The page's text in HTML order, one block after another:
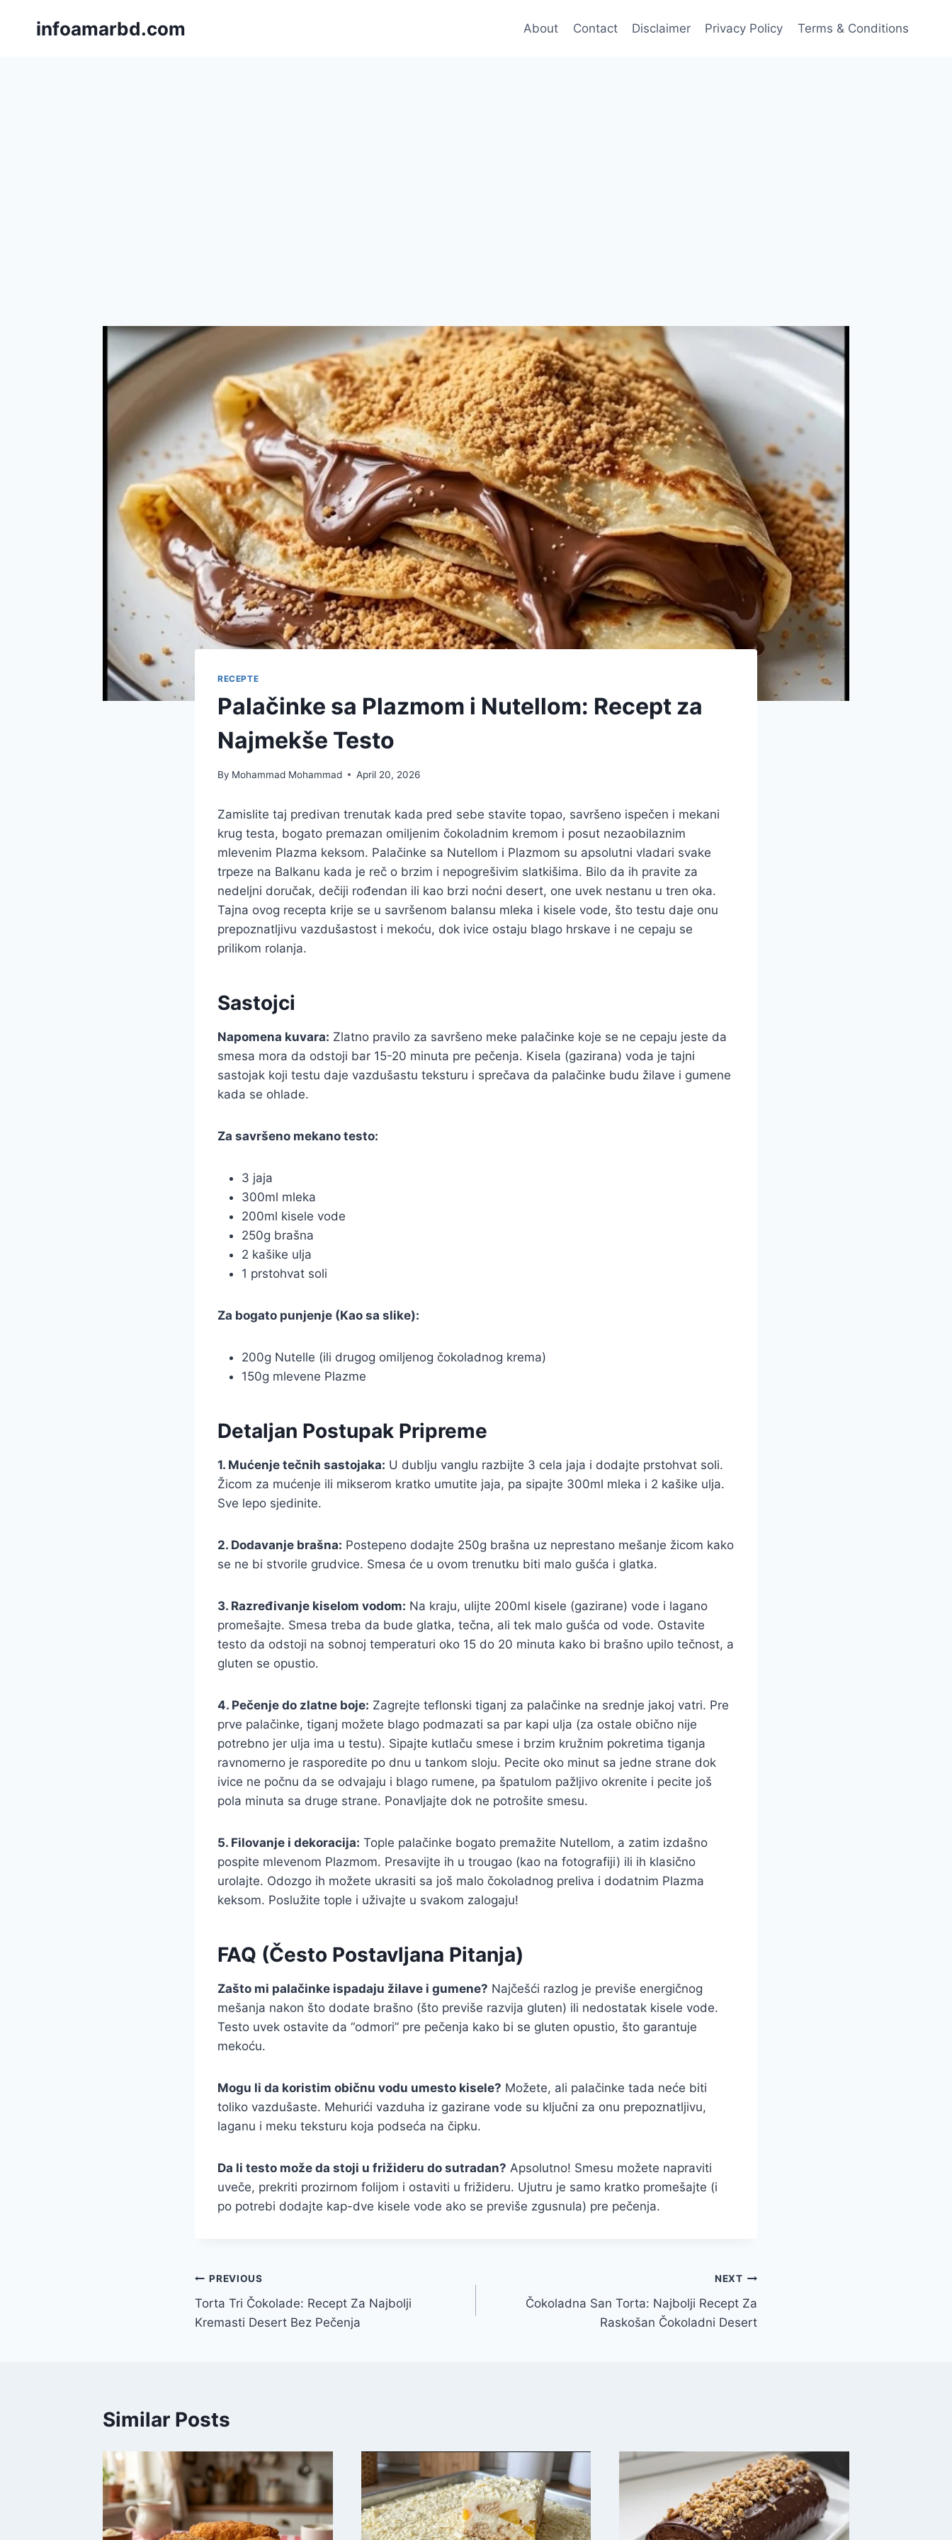
infoamarbd.com About Contact Disclaimer Privacy Policy Terms & Conditions
RECEPTE
Palačinke sa Plazmom i Nutellom: Recept za
Najmekše Testo
By Mohammad Mohammad April 20, 2026
Zamislite taj predivan trenutak kada pred sebe stavite topao, savršeno ispečen i mekani
krug testa, bogato premazan omiljenim čokoladnim kremom i posut nezaobilaznim
mlevenim Plazma keksom. Palačinke sa Nutellom i Plazmom su apsolutni vladari svake
trpeze na Balkanu kada je reč o brzim i nepogrešivim slatkišima. Bilo da ih pravite za
nedeljni doručak, dečiji rođendan ili kao brzi noćni desert, one uvek nestanu u tren oka.
Tajna ovog recepta krije se u savršenom balansu mleka i kisele vode, što testu daje onu
prepoznatljivu vazdušastost i mekoću, dok ivice ostaju blago hrskave i ne cepaju se
prilikom rolanja.
Sastojci
Napomena kuvara: Zlatno pravilo za savršeno meke palačinke koje se ne cepaju jeste da
smesa mora da odstoji bar 15-20 minuta pre pečenja. Kisela (gazirana) voda je tajni
sastojak koji testu daje vazdušastu teksturu i sprečava da palačinke budu žilave i gumene
kada se ohlade.
Za savršeno mekano testo:
3 jaja
300ml mleka
200ml kisele vode
250g brašna
2 kašike ulja
1 prstohvat soli
Za bogato punjenje (Kao sa slike):
200g Nutelle (ili drugog omiljenog čokoladnog krema)
150g mlevene Plazme
Detaljan Postupak Pripreme
1. Mućenje tečnih sastojaka: U dublju vanglu razbijte 3 cela jaja i dodajte prstohvat soli.
Žicom za mućenje ili mikserom kratko umutite jaja, pa sipajte 300ml mleka i 2 kašike ulja.
Sve lepo sjedinite.
2. Dodavanje brašna: Postepeno dodajte 250g brašna uz neprestano mešanje žicom kako
se ne bi stvorile grudvice. Smesa će u ovom trenutku biti malo gušća i glatka.
3. Razređivanje kiselom vodom: Na kraju, ulijte 200ml kisele (gazirane) vode i lagano
promešajte. Smesa treba da bude glatka, tečna, ali tek malo gušća od vode. Ostavite
testo da odstoji na sobnoj temperaturi oko 15 do 20 minuta kako bi brašno upilo tečnost, a
gluten se opustio.
4. Pečenje do zlatne boje: Zagrejte teflonski tiganj za palačinke na srednje jakoj vatri. Pre
prve palačinke, tiganj možete blago podmazati sa par kapi ulja (za ostale obično nije
potrebno jer ulja ima u testu). Sipajte kutlaču smese i brzim kružnim pokretima tiganja
ravnomerno je rasporedite po dnu u tankom sloju. Pecite oko minut sa jedne strane dok
ivice ne počnu da se odvajaju i blago rumene, pa špatulom pažljivo okrenite i pecite još
pola minuta sa druge strane. Ponavljajte dok ne potrošite smesu.
5. Filovanje i dekoracija: Tople palačinke bogato premažite Nutellom, a zatim izdašno
pospite mlevenom Plazmom. Presavijte ih u trougao (kao na fotografiji) ili ih klasično
urolajte. Odozgo ih možete ukrasiti sa još malo čokoladnog preliva i dodatnim Plazma
keksom. Poslužite tople i uživajte u svakom zalogaju!
FAQ (Često Postavljana Pitanja)
Zašto mi palačinke ispadaju žilave i gumene? Najčešći razlog je previše energičnog
mešanja nakon što dodate brašno (što previše razvija gluten) ili nedostatak kisele vode.
Testo uvek ostavite da “odmori” pre pečenja kako bi se gluten opustio, što garantuje
mekoću.
Mogu li da koristim običnu vodu umesto kisele? Možete, ali palačinke tada neće biti
toliko vazdušaste. Mehurići vazduha iz gazirane vode su ključni za onu prepoznatljivu,
laganu i meku teksturu koja podseća na čipku.
Da li testo može da stoji u frižideru do sutradan? Apsolutno! Smesu možete napraviti
uveče, prekriti prozirnom folijom i ostaviti u frižideru. Ujutru je samo kratko promešajte (i
po potrebi dodajte kap-dve kisele vode ako se previše zgusnula) pre pečenja.
Post
navigation
PREVIOUS
Torta Tri Čokolade: Recept Za Najbolji
Kremasti Desert Bez Pečenja
NEXT
Čokoladna San Torta: Najbolji Recept Za
Raskošan Čokoladni Desert
Similar Posts